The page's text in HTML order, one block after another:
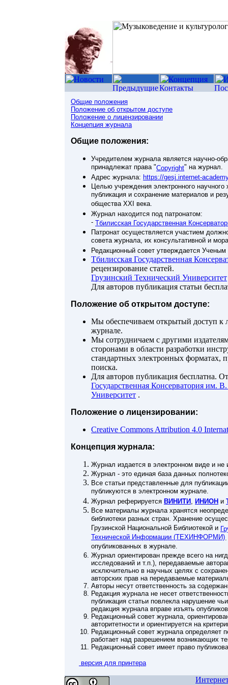
Общие положения
Положение об открытом доступе
Положение о лицензировании
Концепция журнала
Общие положения:
Учредителем журнала является научно-
принадлежат права "Copyright" на журнал.
Адрес журнала: https://gesj.internet-
Целью учреждения электронного
публикация и сохранение материалов и
общества XXI века.
Журнал находится под патронатом:
- Тбилисская Государственная
Патронат осуществляется участием
совета журнала, их консультативной и
Редакционный совет утверждается
Тбилисская Государственная
рецензирование статей.
Грузинский Технический Университет
Для авторов публикация статьи
Положение об открытом доступе:
Мы обеспечиваем открытый доступ к
журнале.
Мы сотрудничаем с другими
сторонами в области разработки
стандартных электронных форматах,
поиска.
Для авторов публикация бесплатна.
Государственная Консерватория им.
Университет .
Положение о лицензировании:
Creative Commons Attribution 4.0
Концепция журнала:
Журнал издается в электронном виде и не
Журнал - это единая база данных
Все статьи представленные для
публикуются в электронном журнале.
Журнал реферируется ВИНИТИ , ИНИОН и
Все материалы журнала хранятся
библиотеки разных стран. Хранение
Грузинской Национальной Библиотекой и
Технической Информации (ТЕХИНФОРМИ)
опубликованных в журнале.
Журнал ориентирован прежде всего на
исследований и т.п.), передаваемые
исключительно в научных целях с
авторских прав на передаваемые
Авторы несут ответственность за
Редакция журнала не несет
публикация статьи повлекла нарушение
редакция журнала вправе изъять
Редакционный совет журнала,
авторитетности и ориентируется на
Редакционный совет журнала определяет
работает над разрешением возникающих
Редакционный совет имеет право
версия для принтера